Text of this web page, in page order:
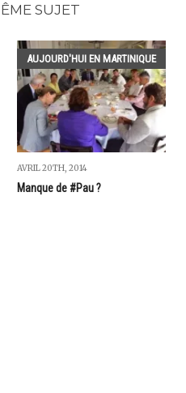
SUJET
AUJOURD'HUI EN MARTINIQUE
AVRIL 20TH, 2014
Manque de #Pau ?